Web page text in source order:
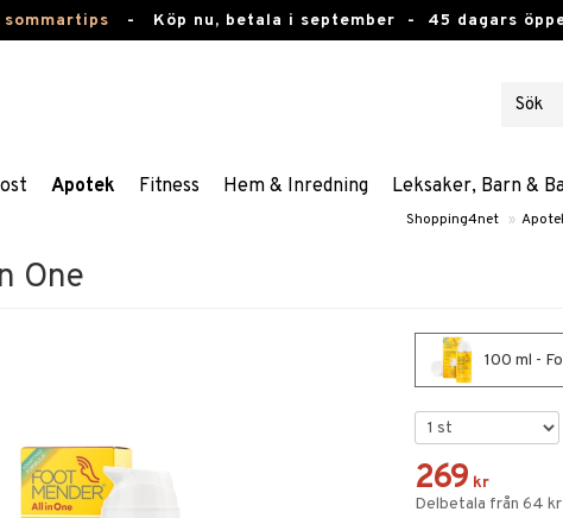
- Köp nu, betala i september - 45 dagars
Apotek Fitness Hem & Inredning Leksaker, Barn &
Shopping4net »
One
100 ml -
269 kr
Delbetala från 64 kr